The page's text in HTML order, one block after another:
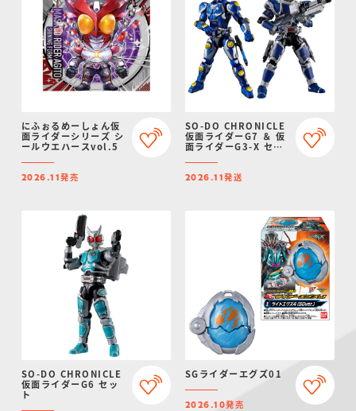
にふぉるめーしょん仮
面ライダーシリーズ シ
ールウエハースvol.5
2026.11発売
SO-DO CHRONICLE
仮面ライダーG7 ＆ 仮
面ライダーG3-X セッ
2026.11発送
SO-DO CHRONICLE
仮面ライダーG6 セッ
ト
SGライダーエグズ01
2026.10発売